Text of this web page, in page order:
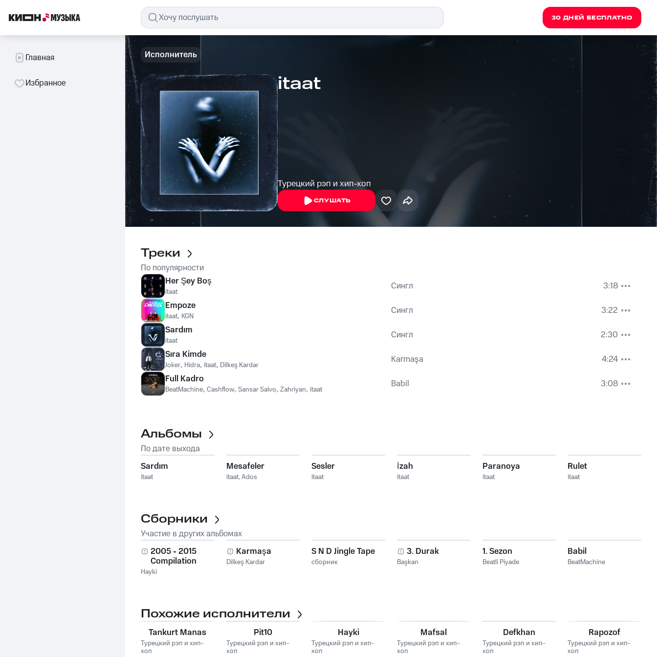
30 ДНЕЙ БЕСПЛАТНО
Главная
Избранное
Исполнитель
itaat
Турецкий рэп и хип-хоп
СЛУШАТЬ
Треки
По популярности
Her Şey Boş
itaat Сингл
3:18
Empoze
itaat, KGN Сингл
3:22
Sardım
itaat Сингл
2:30
Sıra Kimde
Joker, Hidra, itaat, Dilkeş Kardar Karmaşa
4:24
Full Kadro
BeatMachine, Cashflow, Sansar Salvo, Zahriyan, itaat Babil 3:08
Альбомы
По дате выхода
Sardım
itaat
Mesafeler
itaat,Ados
Sesler
itaat
İzah
itaat
Paranoya
itaat
Rulet
itaat
Сборники
Участие в других альбомах
2005 - 2015
Compilation
Hayki
Karmaşa
Dilkeş Kardar
S N D Jingle Tape
сборник
3. Durak
Başkan
1. Sezon
Beatli Piyade
Babil
BeatMachine
Похожие исполнители
Tankurt Manas
Турецкий рэп и хип-
хоп
Pit10
Турецкий рэп и хип-
хоп
Hayki
Турецкий рэп и хип-
хоп
Mafsal
Турецкий рэп и хип-
хоп
Defkhan
Турецкий рэп и хип-
хоп
Rapozof
Турецкий рэп и хип-
хоп